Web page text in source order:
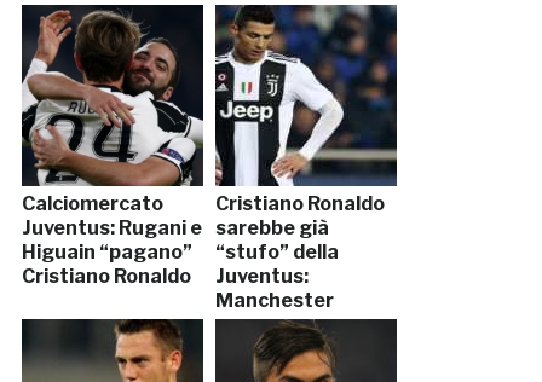
Calciomercato
Juventus: Rugani e
Higuain “pagano”
Cristiano Ronaldo
Cristiano Ronaldo
sarebbe già
“stufo” della
Juventus:
Manchester
United in agguato